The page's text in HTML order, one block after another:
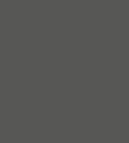
Geral